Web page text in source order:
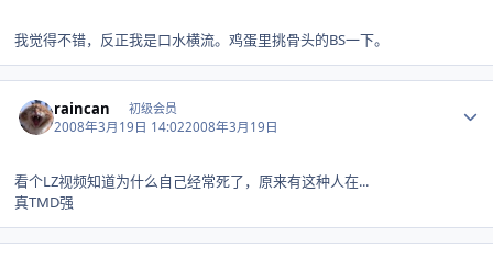
我觉得不错，反正我是口水横流。鸡蛋里挑骨头的BS一下。
raincan 初级会员
2008年3月19日 14:022008年3月19日
看个LZ视频知道为什么自己经常死了，原来有这种人在...
真TMD强